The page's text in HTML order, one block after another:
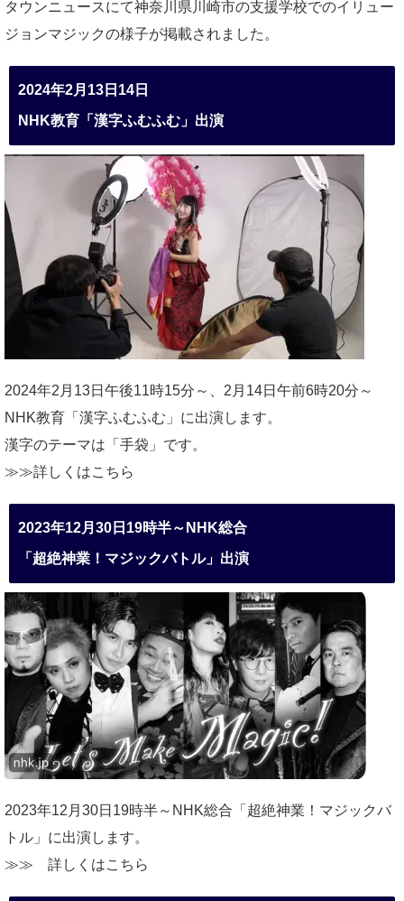
タウンニュースにて神奈川県川崎市の支援学校でのイリュー
ジョンマジックの様子が掲載されました。
2024年2月13日14日
NHK教育「漢字ふむふむ」出演
2024年2月13日午後11時15分～、2月14日午前6時20分～
NHK教育「漢字ふむふむ」に出演します。
漢字のテーマは「手袋」です。
≫≫詳しくはこちら
2023年12月30日19時半～NHK総合
「超絶神業！マジックバトル」出演
2023年12月30日19時半～NHK総合「超絶神業！マジックバ
トル」に出演します。
≫≫ 詳しくはこちら